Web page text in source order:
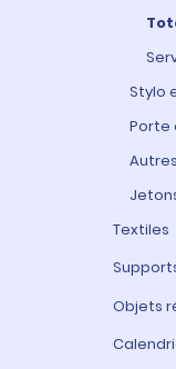
Stylo
Porte
Textiles
Tee
Veste
Objets
Sacs